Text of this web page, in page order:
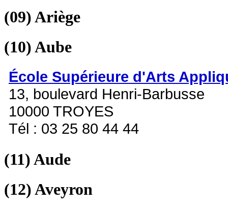
(09)Ariège
(10)Aube
École Supérieure d'Arts
13, boulevard Henri-Barbusse
10000 TROYES
Tél : 03 25 80 44 44
(11)Aude
(12)Aveyron